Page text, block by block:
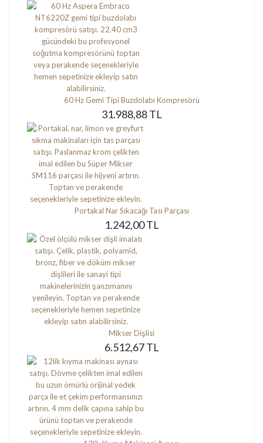
60 Hz Gemi Tipi Buzdolabı Kompresörü
31.988,88 TL
Portakal Nar Sıkacağı Tası Parçası
1.242,00 TL
Mikser Dişlisi
6.512,67 TL